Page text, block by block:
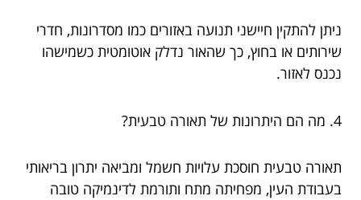
ניתן להתקין חיישני תנועה באזורים כמו מסדרונות, חדרי
שירותים או בחוץ, כך שהאור נדלק אוטומטית כשמישהו
נכנס לאזור.
4. מה הם היתרונות של תאורה טבעית?
תאורה טבעית חוסכת עלויות חשמל ומביאה יתרון בריאותי
בעבודת העין, מפחיתה מתח ותורמת לדינמיקה טובה